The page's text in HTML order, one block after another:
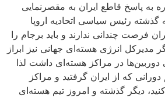
قاطع ایران به مقصرنمایی
سیاسی اتحادیه اروپا
ندارند و باید برجام را
هسته‌ای جهانی نیز ابراز
در مراکز هسته‌ای داشت لذا
از ایران گرفتید و مراکز
گذشته و امروز تیم هسته‌ای